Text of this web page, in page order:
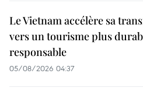
Le Vietnam accélère sa
vers un tourisme plus
responsable
05/08/2026 04:37